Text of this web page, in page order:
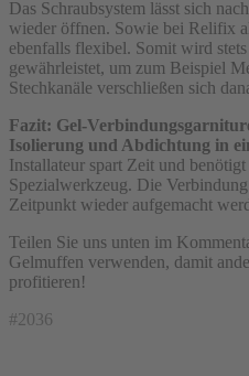
Das Schraubsystem lässt sich
wieder öffnen. Sowie bei Relifix
ebenfalls flexibel. Somit wird
gewährleistet, um zum Beispiel
Stechkanäle verschließen sich
Fazit: Gel-
Isolierung und Abdichtung in
Installateur spart Zeit und
Spezialwerkzeug. Die
Zeitpunkt wieder aufgemacht
Teilen Sie uns unten im
Gelmuffen verwenden, damit
profitieren!
#2036